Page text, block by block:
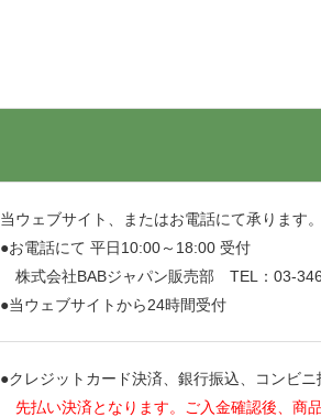
当ウェブサイト、またはお電話にて承ります。
●お電話にて 平日10:00～18:00 受付
株式会社BABジャパン販売部 TEL：03-
●当ウェブサイトから24時間受付
●クレジットカード決済、銀行振込、コンビ
先払い決済となります。ご入金確認後、商品